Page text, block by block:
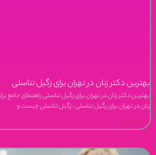
بهترین دکتر زنان در تهران برای زگیل تناسلی
بهترین دکتر زنان در تهران برای زگیل تناسلی راهنمای جامع
زنان در تهران برای زگیل تناسلی ، زگیل تناسلی چیست و
ادامه مطلب »